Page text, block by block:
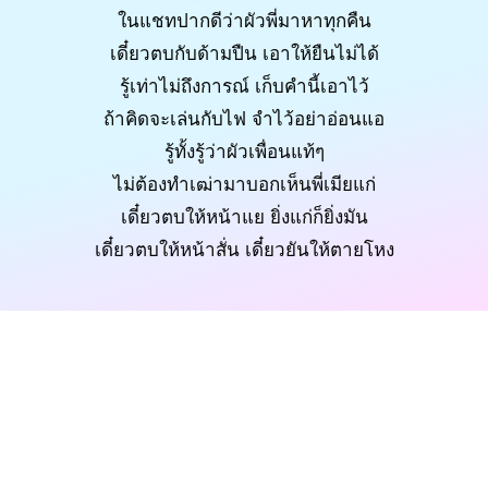
ในแชทปากดีว่าผัวพี่มาหาทุกคืน
เดี๋ยวตบกับด้ามปืน เอาให้ยืนไม่ได้
รู้เท่าไม่ถึงการณ์ เก็บคำนี้เอาไว้
ถ้าคิดจะเล่นกับไฟ จำไว้อย่าอ่อนแอ
รู้ทั้งรู้ว่าผัวเพื่อนแท้ๆ
ไม่ต้องทำเฒ่ามาบอกเห็นพี่เมียแก่
เดี๋ยวตบให้หน้าแย ยิ่งแก่ก็ยิ่งมัน
เดี๋ยวตบให้หน้าสั่น เดี๋ยวยันให้ตายโหง